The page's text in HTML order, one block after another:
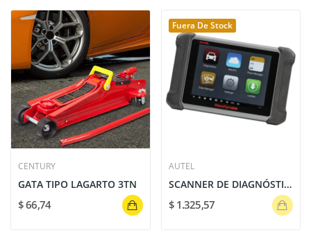
CENTURY
GATA TIPO LAGARTO 3TN
$ 66,74
Fuera De Stock
AUTEL
SCANNER DE DIAGNÓSTICO MAXISYS MS906BT AUTEL:...
$ 1.325,57